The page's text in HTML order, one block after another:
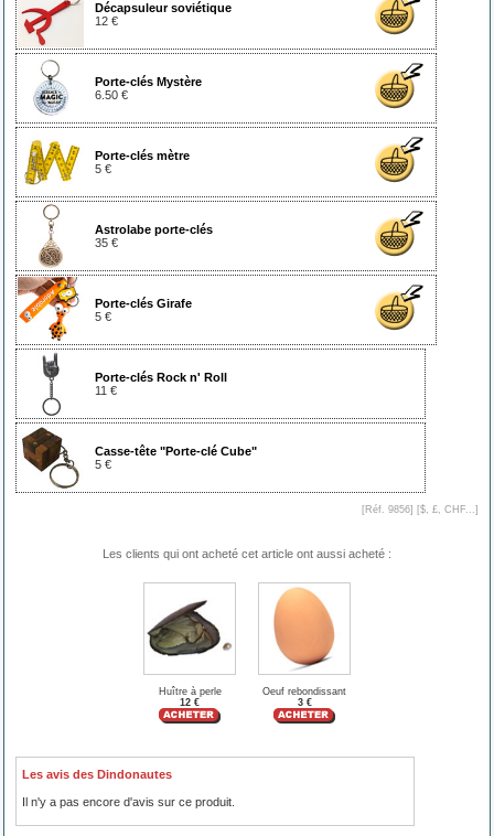
Décapsuleur soviétique
12 €
Porte-clés Mystère
6.50 €
Porte-clés mètre
5 €
Astrolabe porte-clés
35 €
Porte-clés Girafe
5 €
Porte-clés Rock n' Roll
11 €
Casse-tête "Porte-clé Cube"
5 €
[Réf. 9856] [$, £, CHF... ]
Les clients qui ont acheté cet article ont aussi acheté :
Huître à perle
12 €
Oeuf rebondissant
3 €
Les avis des Dindonautes
Il n'y a pas encore d'avis sur ce produit.